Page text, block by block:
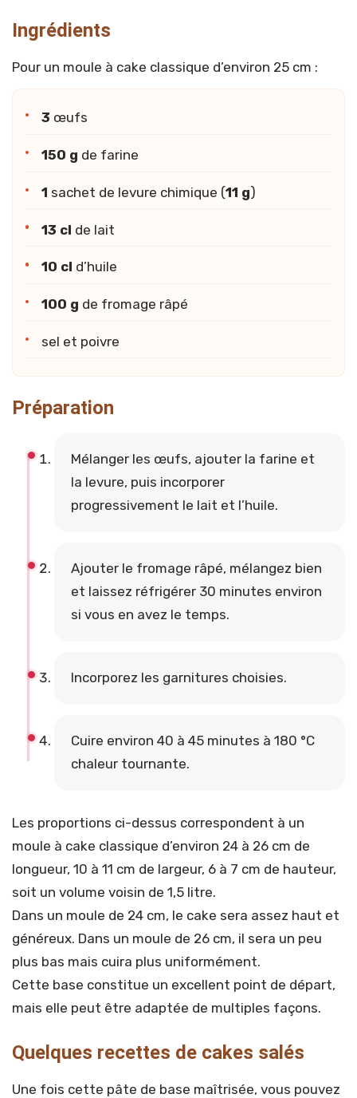
Ingrédients
Pour un moule à cake classique d’environ 25 cm :
3 œufs
150 g de farine
1 sachet de levure chimique (11 g)
13 cl de lait
10 cl d’huile
100 g de fromage râpé
sel et poivre
Préparation
Mélanger les œufs, ajouter la farine et
la levure, puis incorporer
progressivement le lait et l’huile.
Ajouter le fromage râpé, mélangez bien
et laissez réfrigérer 30 minutes environ
si vous en avez le temps.
Incorporez les garnitures choisies.
Cuire environ 40 à 45 minutes à 180 °C
chaleur tournante.
Les proportions ci-dessus correspondent à un
moule à cake classique d’environ 24 à 26 cm de
longueur, 10 à 11 cm de largeur, 6 à 7 cm de hauteur,
soit un volume voisin de 1,5 litre.
Dans un moule de 24 cm, le cake sera assez haut et
généreux. Dans un moule de 26 cm, il sera un peu
plus bas mais cuira plus uniformément.
Cette base constitue un excellent point de départ,
mais elle peut être adaptée de multiples façons.
Quelques recettes de cakes salés
Une fois cette pâte de base maîtrisée, vous pouvez